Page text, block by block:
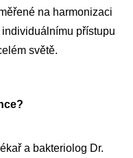
na harmonizaci
přístupu
světě.
a bakteriolog Dr.